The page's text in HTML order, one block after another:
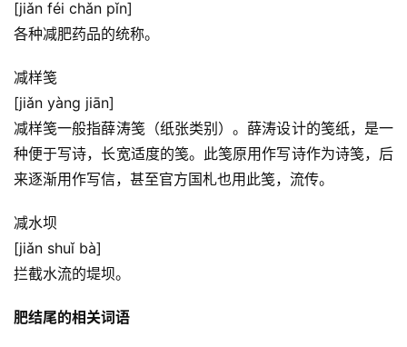
[jiǎn féi chǎn pǐn]
各种减肥药品的统称。
减样笺
[jiǎn yàng jiān]
减样笺一般指薛涛笺（纸张类别）。薛涛设计的笺纸，是一
种便于写诗，长宽适度的笺。此笺原用作写诗作为诗笺，后
来逐渐用作写信，甚至官方国札也用此笺，流传。
减水坝
[jiǎn shuǐ bà]
拦截水流的堤坝。
肥结尾的相关词语